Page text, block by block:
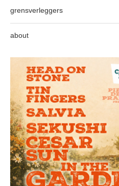
grensverleggers
about